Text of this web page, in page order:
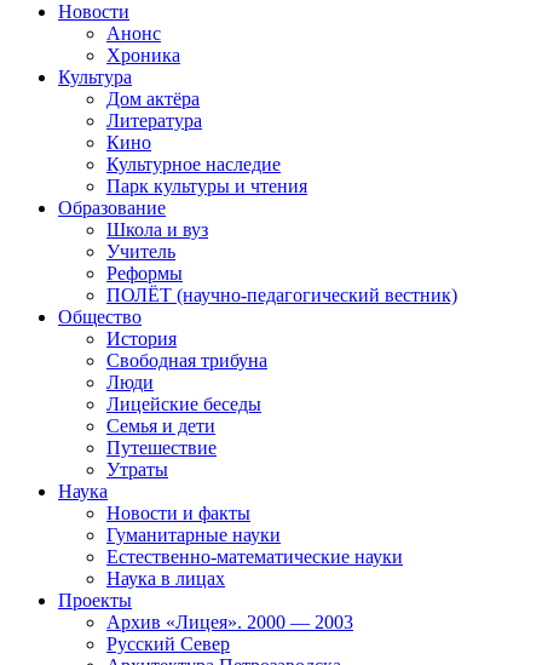
Новости
Анонс
Хроника
Культура
Дом актёра
Литература
Кино
Культурное наследие
Парк культуры и чтения
Образование
Школа и вуз
Учитель
Реформы
ПОЛЁТ (научно-педагогический вестник)
Общество
История
Свободная трибуна
Люди
Лицейские беседы
Семья и дети
Путешествие
Утраты
Наука
Новости и факты
Гуманитарные науки
Естественно-математические науки
Наука в лицах
Проекты
Архив «Лицея». 2000 — 2003
Русский Север